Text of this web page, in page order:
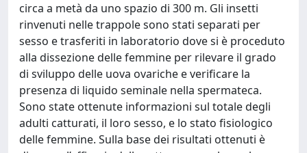
circa a metà da uno spazio di 300 m. Gli insetti
rinvenuti nelle trappole sono stati separati per
sesso e trasferiti in laboratorio dove si è proceduto
alla dissezione delle femmine per rilevare il grado
di sviluppo delle uova ovariche e verificare la
presenza di liquido seminale nella spermateca.
Sono state ottenute informazioni sul totale degli
adulti catturati, il loro sesso, e lo stato fisiologico
delle femmine. Sulla base dei risultati ottenuti è